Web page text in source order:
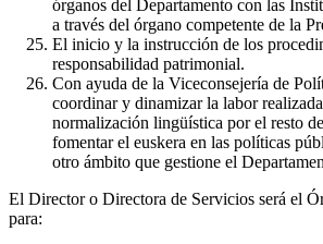
órganos del Departamento con las
a través del órgano competente de la
El inicio y la instrucción de los
responsabilidad patrimonial.
Con ayuda de la Viceconsejería de
coordinar y dinamizar la labor
normalización lingüística por el resto
fomentar el euskera en las políticas
otro ámbito que gestione el
El Director o Directora de Servicios será el
para: